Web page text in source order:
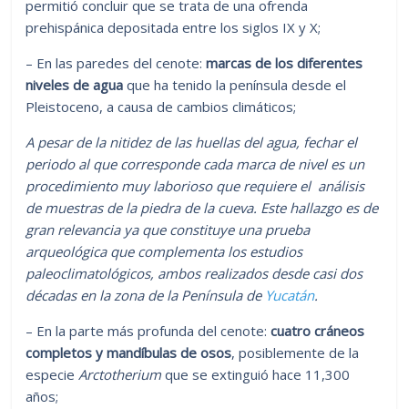
permitió concluir que se trata de una ofrenda
prehispánica depositada entre los siglos IX y X;
– En las paredes del cenote:marcas de los diferentes
niveles de agua que ha tenido la península desde el
Pleistoceno, a causa de cambios climáticos;
A pesar de la nitidez de las huellas del agua, fechar el
periodo al que corresponde cada marca de nivel es un
procedimiento muy laborioso que requiere el análisis
de muestras de la piedra de la cueva. Este hallazgo es de
gran relevancia ya que constituye una prueba
arqueológica que complementa los estudios
paleoclimatológicos, ambos realizados desde casi dos
décadas en la zona de la Península de Yucatán.
– En la parte más profunda del cenote:cuatro cráneos
completos y mandíbulas de osos, posiblemente de la
especie Arctotherium que se extinguió hace 11,300
años;